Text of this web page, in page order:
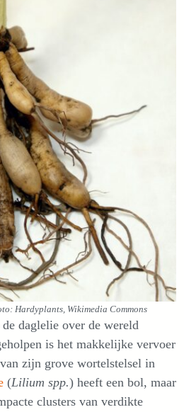
Hardyplants, Wikimedia Commons
daglelie over de wereld
is het makkelijke vervoer
zijn grove wortelstelsel in
(Lilium spp.) heeft een bol, maar
clusters van verdikte